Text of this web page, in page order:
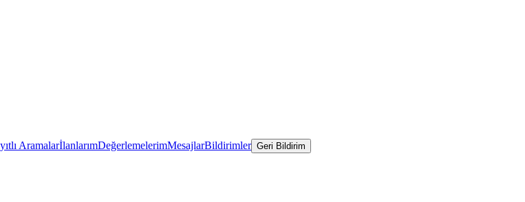
AramalarİlanlarımDeğerlemelerimMesajlarBildirimler Geri Bildirim